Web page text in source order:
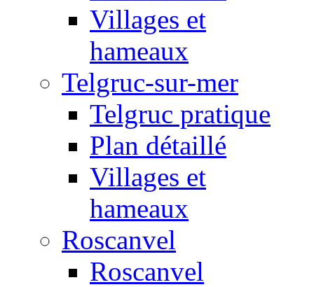
Villages et
hameaux
Telgruc-sur-mer
Telgruc pratique
Plan détaillé
Villages et
hameaux
Roscanvel
Roscanvel